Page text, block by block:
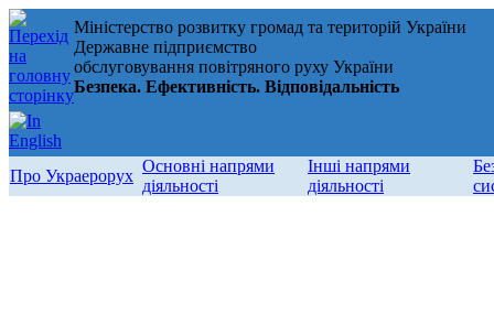
Міністерство розвитку громад та територій України
Державне підприємство
обслуговування повітряного руху України
Безпека. Ефективність. Відповідальність
Про Украерорух
Основні напрями
діяльності
Інші напрями
діяльності